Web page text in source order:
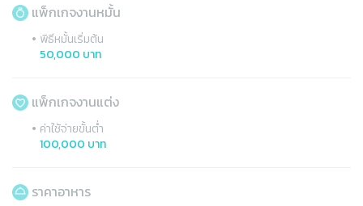
แพ็กเกจงานหมั้น
• พิธีหมั้นเริ่มต้น
50,000 บาท
แพ็กเกจงานแต่ง
• ค่าใช้จ่ายขั้นต่ำ
100,000 บาท
ราคาอาหาร